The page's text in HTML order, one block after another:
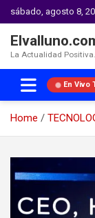
sábado, agosto 8,
La Actualidad Positiva.
En Vivo
Home
content